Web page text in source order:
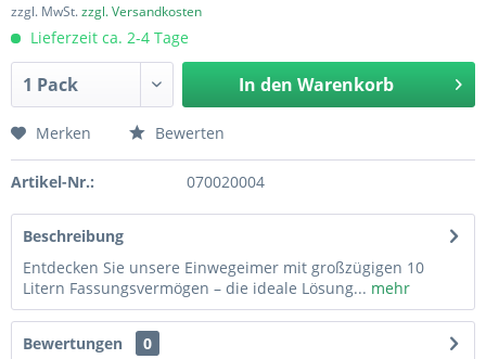
zzgl. MwSt.zzgl. Versandkosten
Lieferzeit ca. 2-4 Tage
In den Warenkorb
Merken Bewerten
Artikel-Nr.: 070020004
Beschreibung
Entdecken Sie unsere Einwegeimer mit großzügigen 10
Litern Fassungsvermögen – die ideale Lösung... mehr
Bewertungen
0